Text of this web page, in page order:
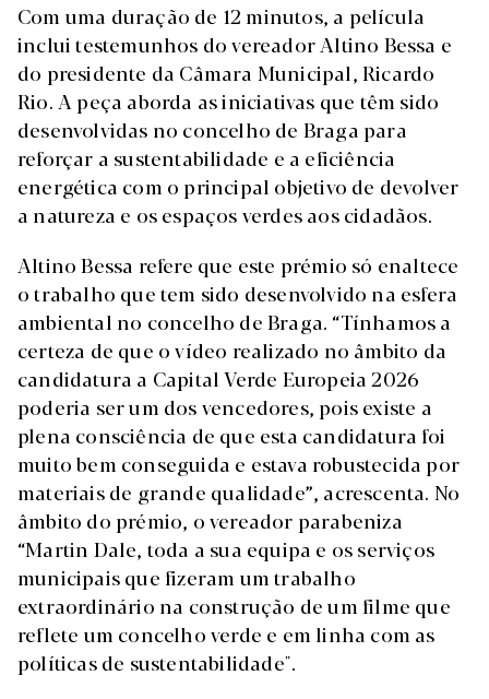
Com uma duração de 12 minutos, a película
inclui testemunhos do vereador Altino Bessa e
do presidente da Câmara Municipal, Ricardo
Rio. A peça aborda as iniciativas que têm sido
desenvolvidas no concelho de Braga para
reforçar a sustentabilidade e a eficiência
energética com o principal objetivo de devolver
a natureza e os espaços verdes aos cidadãos.
Altino Bessa refere que este prémio só enaltece
o trabalho que tem sido desenvolvido na esfera
ambiental no concelho de Braga. “Tínhamos a
certeza de que o vídeo realizado no âmbito da
candidatura a Capital Verde Europeia 2026
poderia ser um dos vencedores, pois existe a
plena consciência de que esta candidatura foi
muito bem conseguida e estava robustecida por
materiais de grande qualidade”, acrescenta. No
âmbito do prémio, o vereador parabeniza
“Martin Dale, toda a sua equipa e os serviços
municipais que fizeram um trabalho
extraordinário na construção de um filme que
reflete um concelho verde e em linha com as
políticas de sustentabilidade".